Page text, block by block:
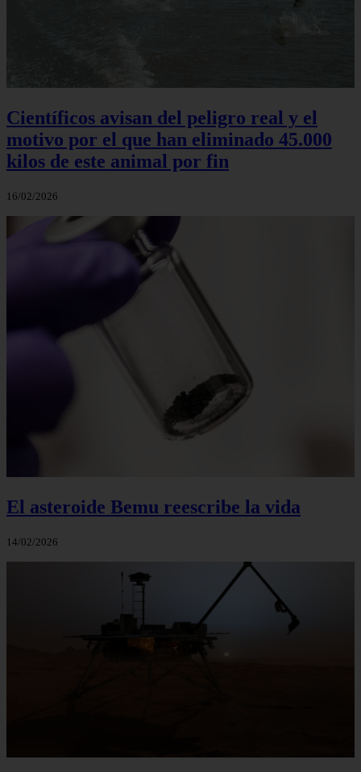
Científicos avisan del peligro real y el
motivo por el que han eliminado 45.000
kilos de este animal por fin
16/02/2026
El asteroide Bemu reescribe la vida
14/02/2026